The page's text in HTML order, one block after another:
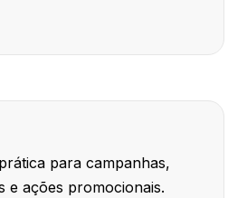
para campanhas,
e ações promocionais.